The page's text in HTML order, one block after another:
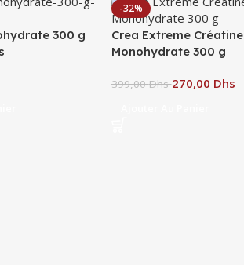
300 g
-32%
Crea Extreme Créatine
Monohydrate 300 g
399,00Dhs270,00 Dhs